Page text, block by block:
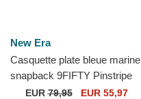
New Era
Casquette plate bleue marine
snapback 9FIFTY Pinstripe
Visor Clip Boston Red Sox
EUR79,95 EUR 55,97